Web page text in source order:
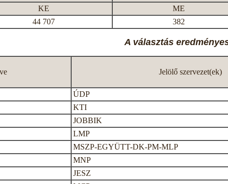
KE ME
44 707
382
A választás
Jelölő szervezet(ek)
ÚDP
KTI
JOBBIK
LMP
MSZP-EGYÜTT-DK-PM-MLP
MNP
JESZ